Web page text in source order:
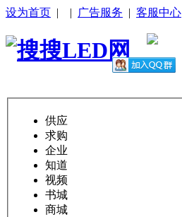
设为首页 | | 广告服务 | 客服中心
供应
求购
企业
知道
视频
书城
商城